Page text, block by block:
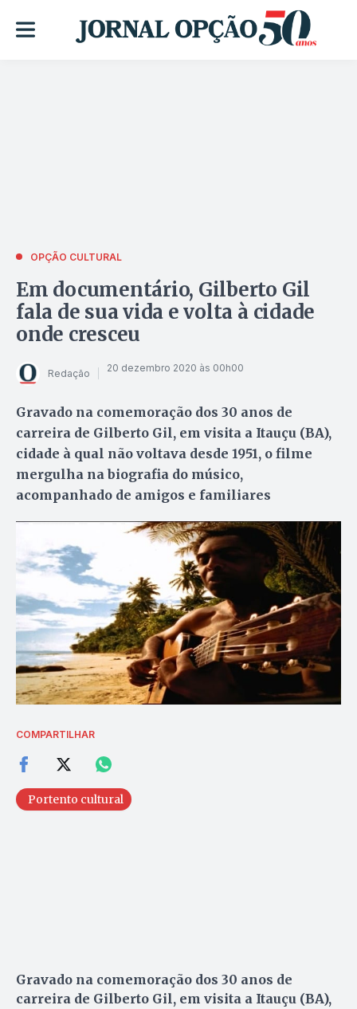
OPÇÃO CULTURAL
Em documentário, Gilberto Gil
fala de sua vida e volta à cidade
onde cresceu
Redação 20 dezembro 2020 às 00h00
Gravado na comemoração dos 30 anos de
carreira de Gilberto Gil, em visita a Itauçu (BA),
cidade à qual não voltava desde 1951, o filme
mergulha na biografia do músico,
acompanhado de amigos e familiares
COMPARTILHAR
Portento cultural
Gravado na comemoração dos 30 anos de
carreira de Gilberto Gil, em visita a Itauçu (BA),